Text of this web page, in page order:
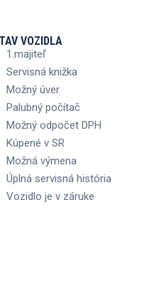
VOZIDLA
1.majiteľ
Servisná knižka
Možný úver
Palubný počítač
Možný odpočet DPH
Kúpené v SR
Možná výmena
Úplná servisná história
Vozidlo je v záruke